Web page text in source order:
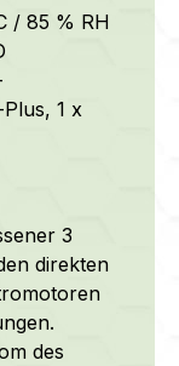
/ 85 % RH
1 x
3
direkten
des